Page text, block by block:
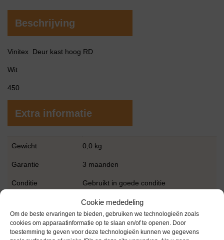
Cookie mededeling
Om de beste ervaringen te bieden, gebruiken we technologieën zoals
cookies om apparaatinformatie op te slaan en/of te openen. Door
toestemming te geven voor deze technologieën kunnen we gegevens
Beschrijving
Vinitex Deur kast hoog RD
Wit
450
Extra informatie
Gewicht 0,0 kg
Garantie 3 maanden
Conditie Gebruikt in goede conditie
Vinitex